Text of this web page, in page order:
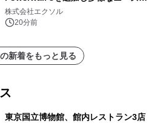
応える提案体制を強化
株式会社エクソル
20分前
新着をもっと見る
東京国立博物館、館内レストラン3店